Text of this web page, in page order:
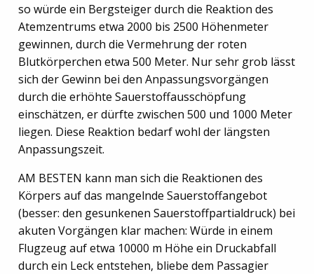
so würde ein Bergsteiger durch die Reaktion des
Atemzentrums etwa 2000 bis 2500 Höhenmeter
gewinnen, durch die Vermehrung der roten
Blutkörperchen etwa 500 Meter. Nur sehr grob lässt
sich der Gewinn bei den Anpassungsvorgängen
durch die erhöhte Sauerstoffausschöpfung
einschätzen, er dürfte zwischen 500 und 1000 Meter
liegen. Diese Reaktion bedarf wohl der längsten
Anpassungszeit.
AM BESTEN kann man sich die Reaktionen des
Körpers auf das mangelnde Sauerstoffangebot
(besser: den gesunkenen Sauerstoffpartialdruck) bei
akuten Vorgängen klar machen: Würde in einem
Flugzeug auf etwa 10000 m Höhe ein Druckabfall
durch ein Leck entstehen, bliebe dem Passagier